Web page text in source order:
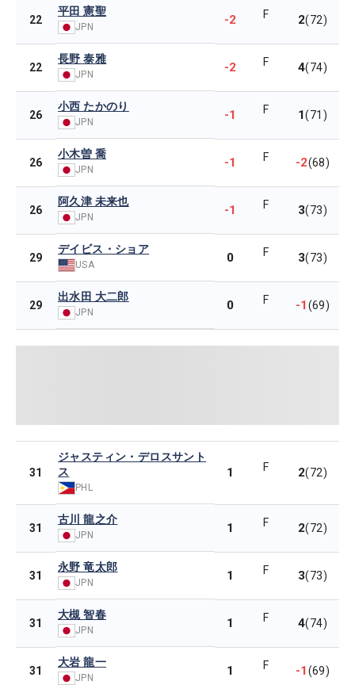
22
平田 憲聖
JPN -2 F 2(72)
22
長野 泰雅
JPN -2 F 4(74)
26
小西 たかのり
JPN -1 F 1(71)
26
小木曽 喬
JPN -1 F -2(68)
26
阿久津 未来也
JPN -1 F 3(73)
29
デイビス・ショア
USA 0 F 3(73)
29
出水田 大二郎
JPN 0 F -1(69)
31
ジャスティン・デロスサント
ス
PHL
1 F 2(72)
31
古川 龍之介
JPN 1 F 2(72)
31
永野 竜太郎
JPN 1 F 3(73)
31
大槻 智春
JPN 1 F 4(74)
31
大岩 龍一
JPN 1 F -1(69)